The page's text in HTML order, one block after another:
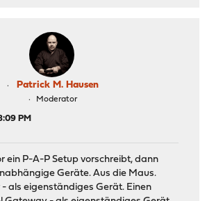
Patrick M. Hausen
Moderator
PM
ein P-A-P Setup vorschreibt, dann
Geräte. Aus die Maus.
als eigenständiges Gerät. Einen